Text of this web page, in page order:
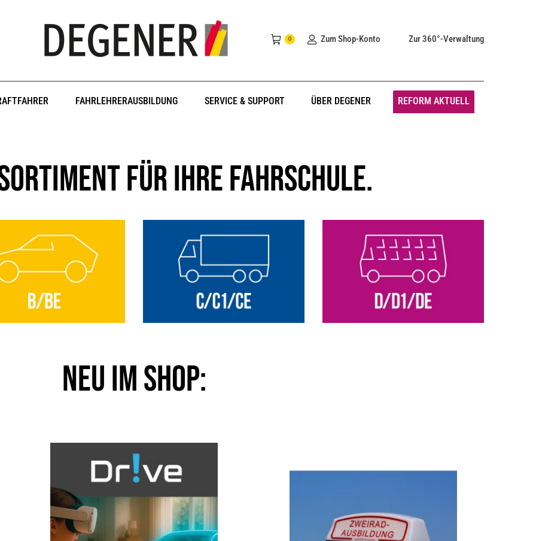
0 Zum Shop-Konto Zur 360°-Verwaltung
FAHRLEHRERAUSBILDUNG SERVICE & SUPPORT ÜBER DEGENER REFORM AKTUELL
für Ihre Fahrschule.
NEU im Shop: